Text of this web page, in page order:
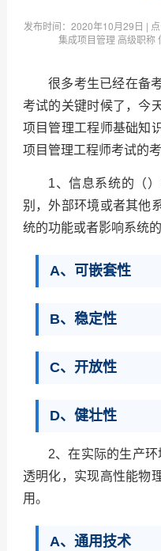
发布时间： 2020年10月29日 |
集成项目管理 高级职称
很多考生已经在备
考试的关键时候了，今
项目管理工程师基础知
项目管理工程师考试的
1、信息系统的（
别，外部环境或者其他
统的功能或者影响系统的
A、可嵌套性
B、稳定性
C、开放性
D、健壮性
2、在实际的生产
透明化，实现高性能物
用。
A、通用技术